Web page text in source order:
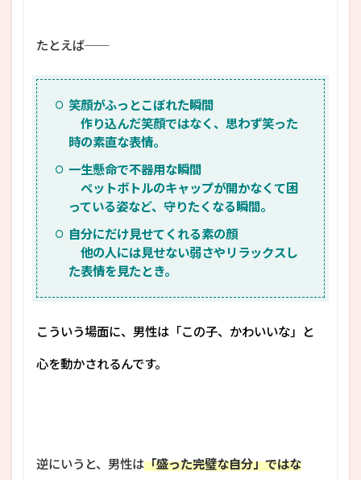
たとえば──
笑顔がふっとこぼれた瞬間
作り込んだ笑顔ではなく、思わず笑った
時の素直な表情。
一生懸命で不器用な瞬間
ペットボトルのキャップが開かなくて困
っている姿など、守りたくなる瞬間。
自分にだけ見せてくれる素の顔
他の人には見せない弱さやリラックスし
た表情を見たとき。
こういう場面に、男性は「この子、かわいいな」と
心を動かされるんです。
逆にいうと、男性は「盛った完璧な自分」ではな